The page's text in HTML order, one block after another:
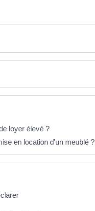
loyer élevé ?
en location d'un meublé ?